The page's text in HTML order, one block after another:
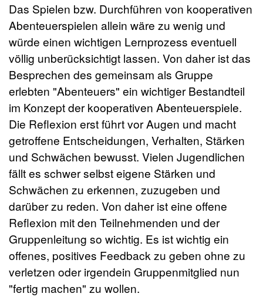
Das Spielen bzw. Durchführen von kooperativen
Abenteuerspielen allein wäre zu wenig und
würde einen wichtigen Lernprozess eventuell
völlig unberücksichtigt lassen. Von daher ist das
Besprechen des gemeinsam als Gruppe
erlebten "Abenteuers" ein wichtiger Bestandteil
im Konzept der kooperativen Abenteuerspiele.
Die Reflexion erst führt vor Augen und macht
getroffene Entscheidungen, Verhalten, Stärken
und Schwächen bewusst. Vielen Jugendlichen
fällt es schwer selbst eigene Stärken und
Schwächen zu erkennen, zuzugeben und
darüber zu reden. Von daher ist eine offene
Reflexion mit den Teilnehmenden und der
Gruppenleitung so wichtig. Es ist wichtig ein
offenes, positives Feedback zu geben ohne zu
verletzen oder irgendein Gruppenmitglied nun
"fertig machen" zu wollen.